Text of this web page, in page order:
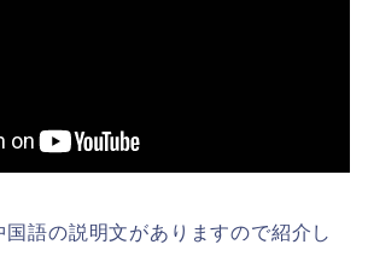
国語の説明文がありますので紹介し